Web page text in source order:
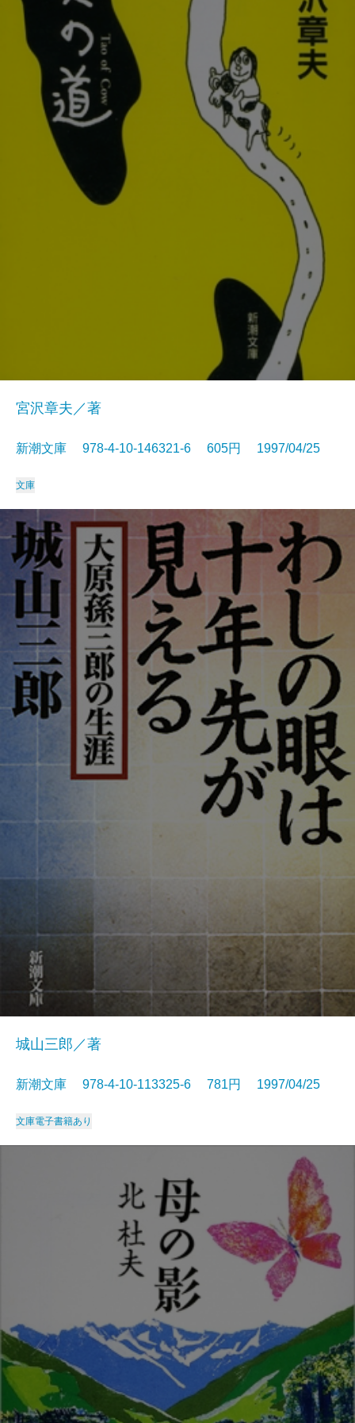
宮沢章夫／著
新潮文庫 978-4-10-146321-6 605円 1997/04/25
文庫
城山三郎／著
新潮文庫 978-4-10-113325-6 781円 1997/04/25
文庫電子書籍あり